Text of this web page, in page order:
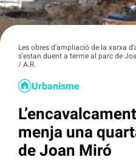
Les obres d'ampliació de la xarxa
s'estan duent a terme al parc de
/ A.R.
Urbanisme
menja una
de Joan Miró